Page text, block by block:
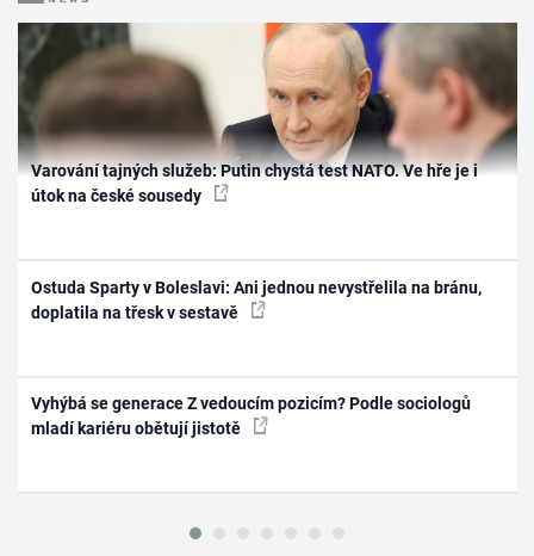
Varování tajných služeb: Putin chystá test NATO. Ve hře je i
útok na české sousedy
Ostuda Sparty v Boleslavi: Ani jednou nevystřelila na bránu,
doplatila na třesk v sestavě
Vyhýbá se generace Z vedoucím pozicím? Podle sociologů
mladí kariéru obětují jistotě